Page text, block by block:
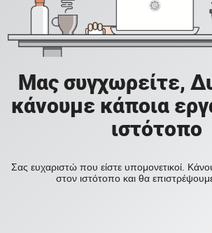
Μας συγχωρείτε,
κάνουμε κάποια
ιστότοπο
Σας ευχαριστώ που είστε υπομονετικοί.
στον ιστότοπο και θα